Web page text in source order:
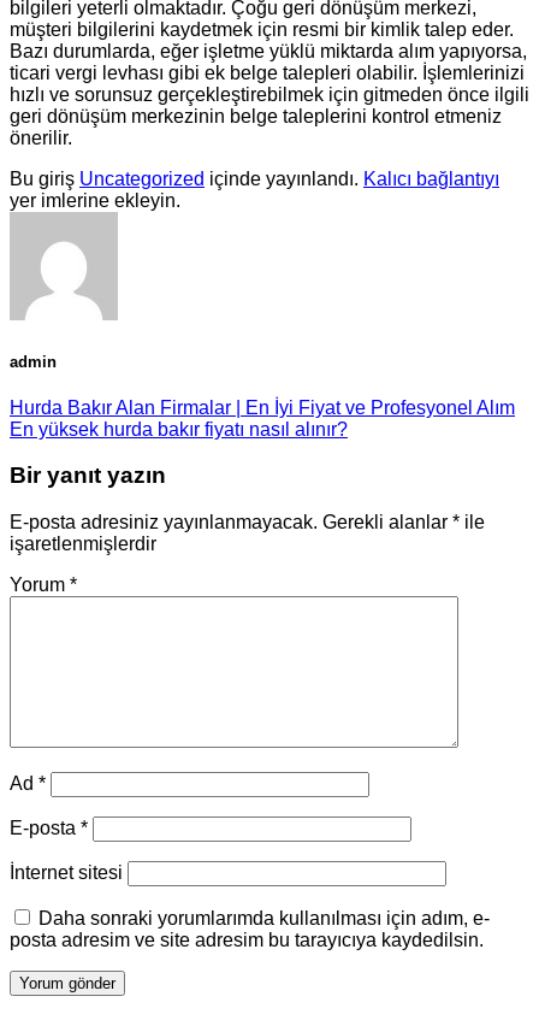
bilgileri yeterli olmaktadır. Çoğu geri dönüşüm merkezi,
müşteri bilgilerini kaydetmek için resmi bir kimlik talep eder.
Bazı durumlarda, eğer işletme yüklü miktarda alım yapıyorsa,
ticari vergi levhası gibi ek belge talepleri olabilir. İşlemlerinizi
hızlı ve sorunsuz gerçekleştirebilmek için gitmeden önce ilgili
geri dönüşüm merkezinin belge taleplerini kontrol etmeniz
önerilir.
Bu giriş Uncategorized içinde yayınlandı. Kalıcı bağlantıyı
yer imlerine ekleyin.
admin
Hurda Bakır Alan Firmalar | En İyi Fiyat ve Profesyonel Alım
En yüksek hurda bakır fiyatı nasıl alınır?
Bir yanıt yazın
E-posta adresiniz yayınlanmayacak. Gerekli alanlar * ile
işaretlenmişlerdir
Yorum *
Ad *
E-posta *
İnternet sitesi
Daha sonraki yorumlarımda kullanılması için adım, e-
posta adresim ve site adresim bu tarayıcıya kaydedilsin.